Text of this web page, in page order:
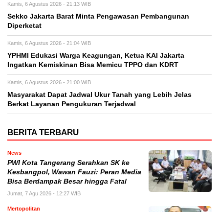
Kamis, 6 Agustus 2026 - 21:13 WIB
Sekko Jakarta Barat Minta Pengawasan Pembangunan
Diperketat
Kamis, 6 Agustus 2026 - 21:04 WIB
YPHMI Edukasi Warga Keagungan, Ketua KAI Jakarta
Ingatkan Kemiskinan Bisa Memicu TPPO dan KDRT
Kamis, 6 Agustus 2026 - 21:00 WIB
Masyarakat Dapat Jadwal Ukur Tanah yang Lebih Jelas
Berkat Layanan Pengukuran Terjadwal
BERITA TERBARU
News
PWI Kota Tangerang Serahkan SK ke
Kesbangpol, Wawan Fauzi: Peran Media
Bisa Berdampak Besar hingga Fatal
Jumat, 7 Agu 2026 - 12:27 WIB
Mertopolitan